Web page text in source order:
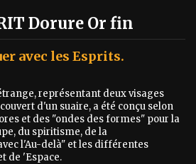
Dorure Or fin
avec les Esprits.
représentant deux visages
d'un suaire, a été conçu selon
et des "ondes des formes" pour la
du spiritisme, de la
l'Au-delà" et les différentes
de 'Espace.